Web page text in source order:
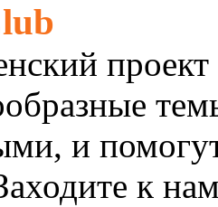
проект
и
к